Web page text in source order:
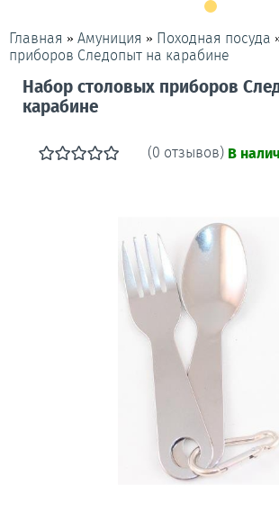
Главная » Амуниция » Походная посуда
приборов Следопыт на карабине
Набор столовых приборов
карабине
(0 отзывов) В